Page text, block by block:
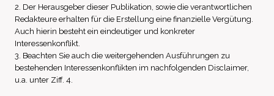
2. Der Herausgeber dieser Publikation, sowie die verantwortlichen
Redakteure erhalten für die Erstellung eine finanzielle Vergütung.
Auch hierin besteht ein eindeutiger und konkreter
Interessenkonflikt.
3. Beachten Sie auch die weitergehenden Ausführungen zu
bestehenden Interessenkonflikten im nachfolgenden Disclaimer,
u.a. unter Ziff. 4.